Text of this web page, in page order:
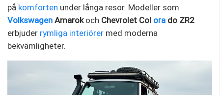
på komforten under långa resor. Modeller som
Volkswagen Amarokoch Chevrolet Col ora do ZR2
erbjuder rymliga interiörer med moderna
bekvämligheter.